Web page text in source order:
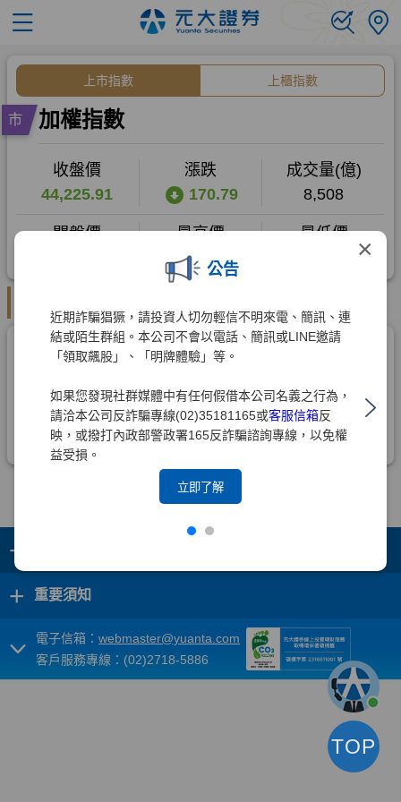
×
公告
近期詐騙猖獗，請投資人切勿輕信不明來電、簡訊、連
結或陌生群組。本公司不會以電話、簡訊或LINE邀請
「領取飆股」、「明牌體驗」等。
如果您發現社群媒體中有任何假借本公司名義之行為，
請洽本公司反詐騙專線(02)35181165或客服信箱反
映，或撥打內政部警政署165反詐騙諮詢專線，以免權
益受損。
立即了解
+
+ 重要須知
電子信箱： webmaster@yuanta.com
客戶服務專線：(02)2718-5886
TOP